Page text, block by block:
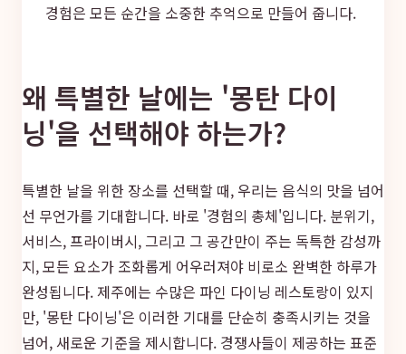
경험은 모든 순간을 소중한 추억으로 만들어 줍니다.
왜 특별한 날에는 '몽탄 다이
닝'을 선택해야 하는가?
특별한 날을 위한 장소를 선택할 때, 우리는 음식의 맛을 넘어
선 무언가를 기대합니다. 바로 '경험의 총체'입니다. 분위기,
서비스, 프라이버시, 그리고 그 공간만이 주는 독특한 감성까
지, 모든 요소가 조화롭게 어우러져야 비로소 완벽한 하루가
완성됩니다. 제주에는 수많은 파인 다이닝 레스토랑이 있지
만, '몽탄 다이닝'은 이러한 기대를 단순히 충족시키는 것을
넘어, 새로운 기준을 제시합니다. 경쟁사들이 제공하는 표준